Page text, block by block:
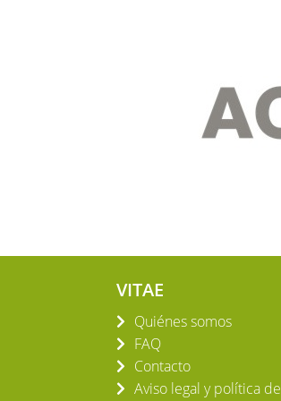
VITAE
Quiénes somos
FAQ
Contacto
Aviso legal y política de